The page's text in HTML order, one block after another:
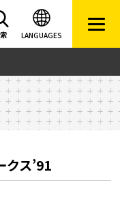
LANGUAGES
クス’91